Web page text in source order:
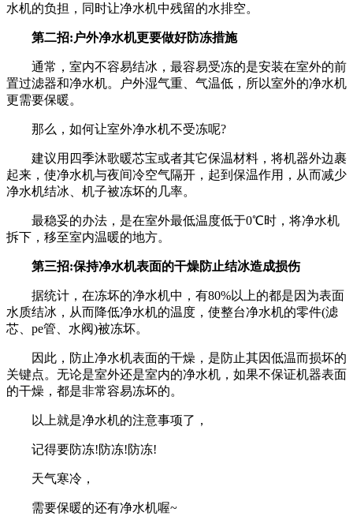
水机的负担，同时让净水机中残留的水排空。
第二招:户外净水机更要做好防冻措施
通常，室内不容易结冰，最容易受冻的是安装在室外的前
置过滤器和净水机。户外湿气重、气温低，所以室外的净水机
更需要保暖。
那么，如何让室外净水机不受冻呢?
建议用四季沐歌暖芯宝或者其它保温材料，将机器外边裹
起来，使净水机与夜间冷空气隔开，起到保温作用，从而减少
净水机结冰、机子被冻坏的几率。
最稳妥的办法，是在室外最低温度低于0℃时，将净水机
拆下，移至室内温暖的地方。
第三招:保持净水机表面的干燥防止结冰造成损伤
据统计，在冻坏的净水机中，有80%以上的都是因为表面
水质结冰，从而降低净水机的温度，使整台净水机的零件(滤
芯、pe管、水阀)被冻坏。
因此，防止净水机表面的干燥，是防止其因低温而损坏的
关键点。无论是室外还是室内的净水机，如果不保证机器表面
的干燥，都是非常容易冻坏的。
以上就是净水机的注意事项了，
记得要防冻!防冻!防冻!
天气寒冷，
需要保暖的还有净水机喔~